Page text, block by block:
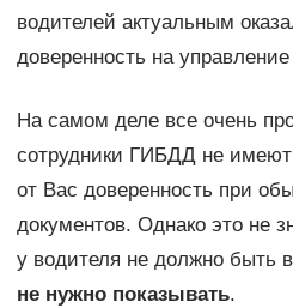
водителей актуальным
доверенность на
На самом деле все очень
сотрудники ГИБДД не имеют
от Вас доверенность при
документов. Однако это не
у водителя не должно быть
не нужно показывать.